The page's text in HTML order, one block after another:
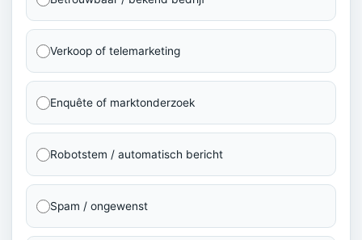
Verkoop of telemarketing
Enquête of marktonderzoek
Robotstem / automatisch bericht
Spam / ongewenst